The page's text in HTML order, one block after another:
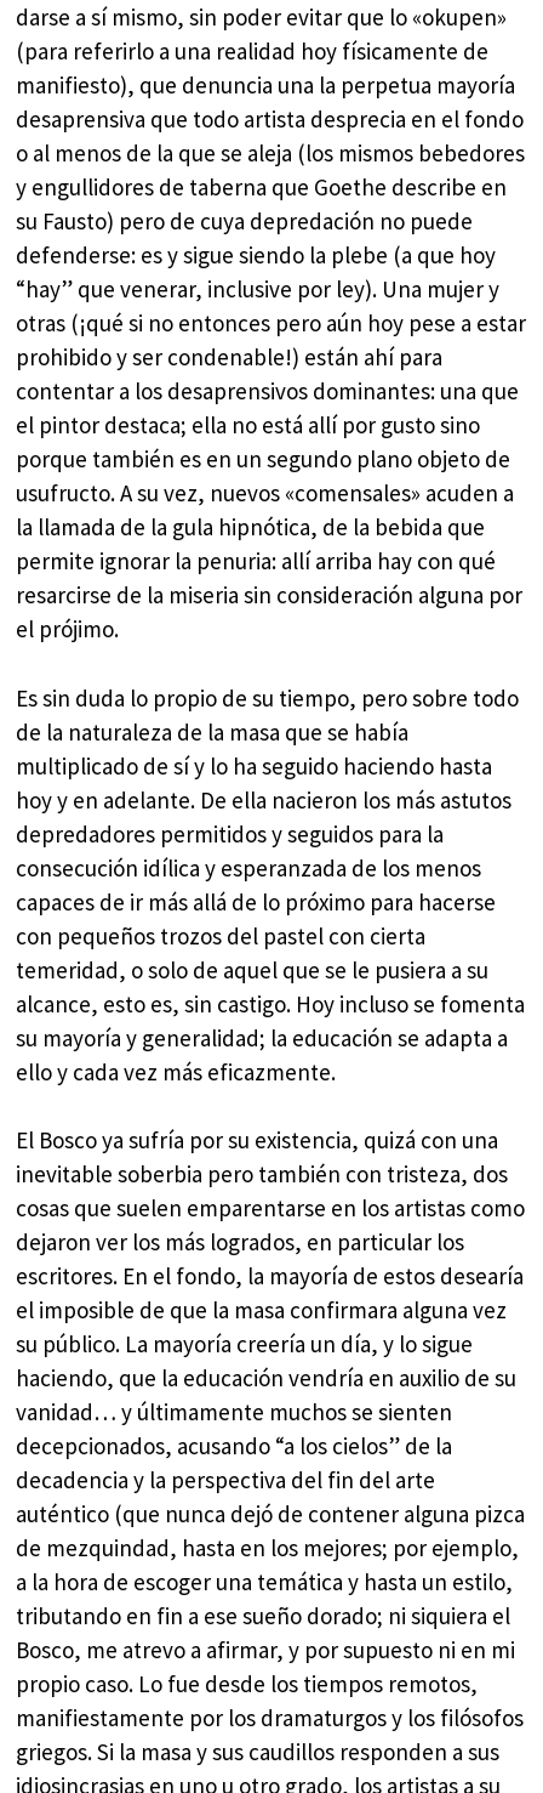
darse a sí mismo, sin poder evitar que lo «okupen»
(para referirlo a una realidad hoy físicamente de
manifiesto), que denuncia una la perpetua mayoría
desaprensiva que todo artista desprecia en el fondo
o al menos de la que se aleja (los mismos bebedores
y engullidores de taberna que Goethe describe en
su Fausto) pero de cuya depredación no puede
defenderse: es y sigue siendo la plebe (a que hoy
“hay” que venerar, inclusive por ley). Una mujer y
otras (¡qué si no entonces pero aún hoy pese a estar
prohibido y ser condenable!) están ahí para
contentar a los desaprensivos dominantes: una que
el pintor destaca; ella no está allí por gusto sino
porque también es en un segundo plano objeto de
usufructo. A su vez, nuevos «comensales» acuden a
la llamada de la gula hipnótica, de la bebida que
permite ignorar la penuria: allí arriba hay con qué
resarcirse de la miseria sin consideración alguna por
el prójimo.
Es sin duda lo propio de su tiempo, pero sobre todo
de la naturaleza de la masa que se había
multiplicado de sí y lo ha seguido haciendo hasta
hoy y en adelante. De ella nacieron los más astutos
depredadores permitidos y seguidos para la
consecución idílica y esperanzada de los menos
capaces de ir más allá de lo próximo para hacerse
con pequeños trozos del pastel con cierta
temeridad, o solo de aquel que se le pusiera a su
alcance, esto es, sin castigo. Hoy incluso se fomenta
su mayoría y generalidad; la educación se adapta a
ello y cada vez más eficazmente.
El Bosco ya sufría por su existencia, quizá con una
inevitable soberbia pero también con tristeza, dos
cosas que suelen emparentarse en los artistas como
dejaron ver los más logrados, en particular los
escritores. En el fondo, la mayoría de estos desearía
el imposible de que la masa confirmara alguna vez
su público. La mayoría creería un día, y lo sigue
haciendo, que la educación vendría en auxilio de su
vanidad… y últimamente muchos se sienten
decepcionados, acusando “a los cielos” de la
decadencia y la perspectiva del fin del arte
auténtico (que nunca dejó de contener alguna pizca
de mezquindad, hasta en los mejores; por ejemplo,
a la hora de escoger una temática y hasta un estilo,
tributando en fin a ese sueño dorado; ni siquiera el
Bosco, me atrevo a afirmar, y por supuesto ni en mi
propio caso. Lo fue desde los tiempos remotos,
manifiestamente por los dramaturgos y los filósofos
griegos. Si la masa y sus caudillos responden a sus
idiosincrasias en uno u otro grado, los artistas a su